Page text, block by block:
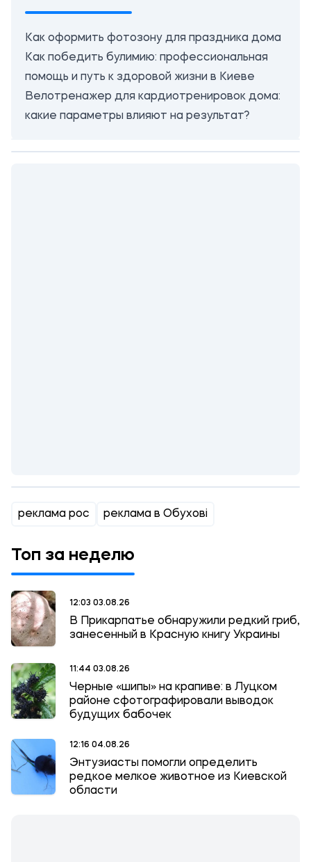
Как оформить фотозону для праздника дома
Как победить булимию: профессиональная
помощь и путь к здоровой жизни в Киеве
Велотренажер для кардиотренировок дома:
какие параметры влияют на результат?
реклама рос реклама в Обухові
Топ за неделю
12:03 03.08.26
В Прикарпатье обнаружили редкий гриб,
занесенный в Красную книгу Украины
11:44 03.08.26
Черные «шипы» на крапиве: в Луцком
районе сфотографировали выводок
будущих бабочек
12:16 04.08.26
Энтузиасты помогли определить
редкое мелкое животное из Киевской
области